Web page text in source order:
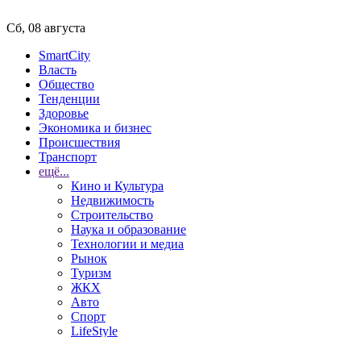
Сб, 08 августа
SmartCity
Власть
Общество
Тенденции
Здоровье
Экономика и бизнес
Происшествия
Транспорт
ещё...
Кино и Культура
Недвижимость
Строительство
Наука и образование
Технологии и медиа
Рынок
Туризм
ЖКХ
Авто
Спорт
LifeStyle